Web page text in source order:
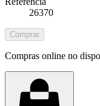
26370
Comprar
Compras online no